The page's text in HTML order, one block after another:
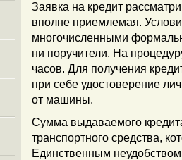
Заявка на кредит
вполне приемлемая.
многочисленными
ни поручители. На
часов. Для получения
при себе удостоверение
от машины.
Сумма выдаваемого
транспортного средства,
Единственным